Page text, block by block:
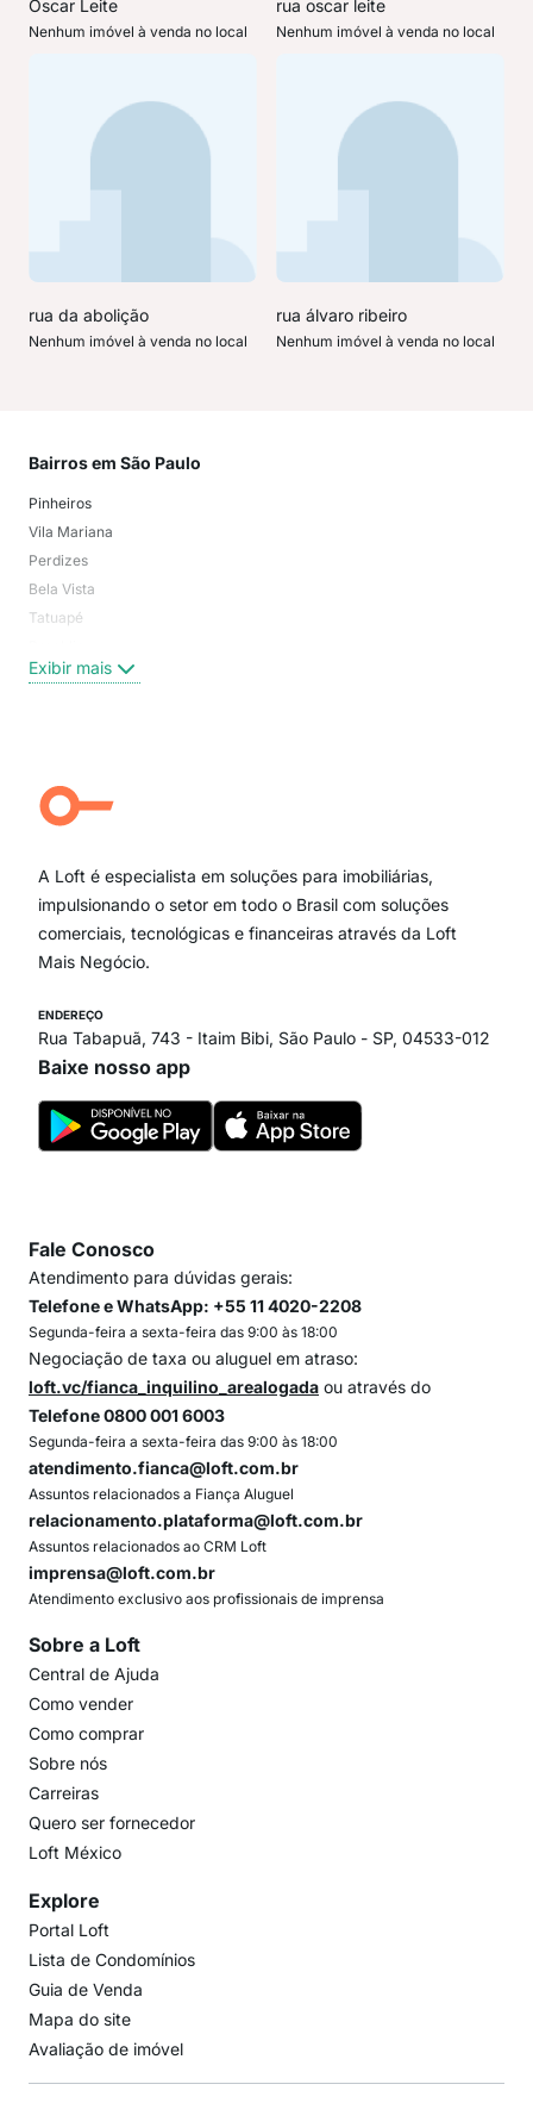
Oscar Leite
Nenhum imóvel à venda no local
rua oscar leite
Nenhum imóvel à venda no local
rua da abolição
Nenhum imóvel à venda no local
rua álvaro ribeiro
Nenhum imóvel à venda no local
Bairros em São Paulo
Pinheiros
Vila Mariana
Perdizes
Bela Vista
Tatuapé
Centro
Campo Belo
Ipiranga
Paraíso
Itaim Bibi
Exibir mais
A Loft é especialista em soluções para imobiliárias,
impulsionando o setor em todo o Brasil com soluções
comerciais, tecnológicas e financeiras através da Loft
Mais Negócio.
ENDEREÇO
Rua Tabapuã, 743 - Itaim Bibi, São Paulo - SP, 04533-012
Baixe nosso app
Fale Conosco
Atendimento para dúvidas gerais:
Telefone e WhatsApp: +55 11 4020-2208
Segunda-feira a sexta-feira das 9:00 às 18:00
Negociação de taxa ou aluguel em atraso:
loft.vc/fianca_inquilino_arealogada ou através do
Telefone 0800 001 6003
Segunda-feira a sexta-feira das 9:00 às 18:00
atendimento.fianca@loft.com.br
Assuntos relacionados a Fiança Aluguel
relacionamento.plataforma@loft.com.br
Assuntos relacionados ao CRM Loft
imprensa@loft.com.br
Atendimento exclusivo aos profissionais de imprensa
Sobre a Loft
Central de Ajuda
Como vender
Como comprar
Sobre nós
Carreiras
Quero ser fornecedor
Loft México
Explore
Portal Loft
Lista de Condomínios
Guia de Venda
Mapa do site
Avaliação de imóvel